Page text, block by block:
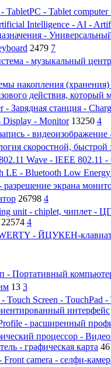
- Tablet computer
Intelligence - AI -
-
2479 7
- музыкальный
накопления
действия, который
- Зарядная станция -
- Monitor 13250 4
-
скоростной, быстрой
Wave - IEEE 802.11 -
LE - Bluetooth Low
экрана
26798 4
unit - chiplet, чиплет -
22574 4
- ЙЦУКЕН-
- Портативный
13 3
Touch Screen -
интерфейс
- расширенный
процессор -
- графическая карта
camera - селфи-